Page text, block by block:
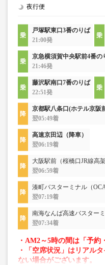
夜行便
戸塚駅東口3番のりば
21:00発
京急横須賀中央駅前4番の
21:46発
藤沢駅南口7番のりば
22:51発
京都駅八条口(ホテル京阪
翌05:49着
高速京田辺（降車）
翌06:19着
大阪駅前（桜橋口JR線高
翌06:59着
湊町バスターミナル（
翌07:19着
南海なんば高速バスター
翌07:34着
・AM2～5時の間は「予約
・「空席状況」はリアル
ない場合がございます。